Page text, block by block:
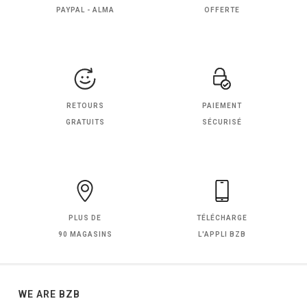
PAYPAL - ALMA OFFERTE
RETOURS
GRATUITS
PAIEMENT
SÉCURISÉ
PLUS DE
90 MAGASINS
TÉLÉCHARGE
L'APPLI BZB
WE ARE BZB